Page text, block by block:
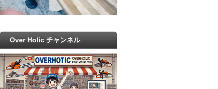
Over Holic チャンネル